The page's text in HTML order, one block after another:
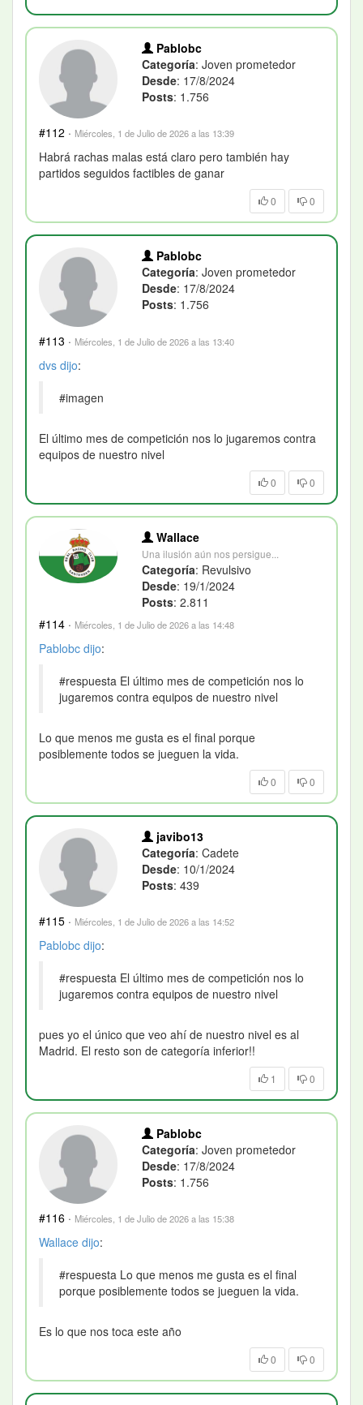
Pablobc
Categoría: Joven prometedor
Desde: 17/8/2024
Posts: 1.756
#112 · Miércoles, 1 de Julio de 2026 a las 13:39
Habrá rachas malas está claro pero también hay
partidos seguidos factibles de ganar
0 0
Pablobc
Categoría: Joven prometedor
Desde: 17/8/2024
Posts: 1.756
#113 · Miércoles, 1 de Julio de 2026 a las 13:40
dvs dijo:
#imagen
El último mes de competición nos lo jugaremos contra
equipos de nuestro nivel
0 0
Wallace
Una ilusión aún nos persigue...
Categoría: Revulsivo
Desde: 19/1/2024
Posts: 2.811
#114 · Miércoles, 1 de Julio de 2026 a las 14:48
Pablobc dijo:
#respuesta El último mes de competición nos lo
jugaremos contra equipos de nuestro nivel
Lo que menos me gusta es el final porque
posiblemente todos se jueguen la vida.
0 0
javibo13
Categoría: Cadete
Desde: 10/1/2024
Posts: 439
#115 · Miércoles, 1 de Julio de 2026 a las 14:52
Pablobc dijo:
#respuesta El último mes de competición nos lo
jugaremos contra equipos de nuestro nivel
pues yo el único que veo ahí de nuestro nivel es al
Madrid. El resto son de categoría inferior!!
1 0
Pablobc
Categoría: Joven prometedor
Desde: 17/8/2024
Posts: 1.756
#116 · Miércoles, 1 de Julio de 2026 a las 15:38
Wallace dijo:
#respuesta Lo que menos me gusta es el final
porque posiblemente todos se jueguen la vida.
Es lo que nos toca este año
0 0